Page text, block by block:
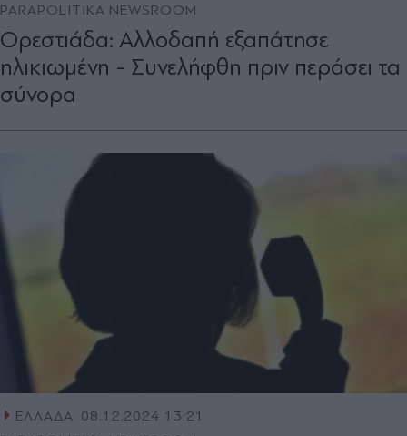
PARAPOLITIKA NEWSROOM
Ορεστιάδα: Αλλοδαπή εξαπάτησε
ηλικιωμένη - Συνελήφθη πριν περάσει τα
σύνορα
ΕΛΛΑΔΑ 08.12.2024 13:21